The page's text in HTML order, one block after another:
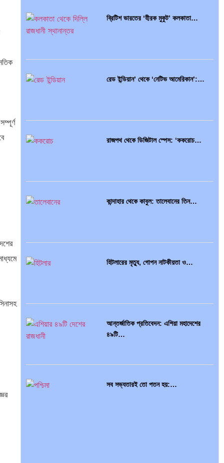
ব্রিটিশ ভারতের ‘হীরক মুকুট’ কলকাতা…
রেড ইন্ডিয়ান’ থেকে ‘নেটিভ আমেরিকান’:…
রাজপথ থেকে ডিজিটাল স্পেস: ‘ককরোচ…
কান্দাহার থেকে কাবুল: তালেবানের তিন…
হিটলারের মৃত্যু, গোপন নাটকীয়তা ও…
আন্তর্জাতিক প্রতিবেদন: এশিয়া মহাদেশের
৪৯টি…
সব সভ্যতারই তো পতন হয়:…